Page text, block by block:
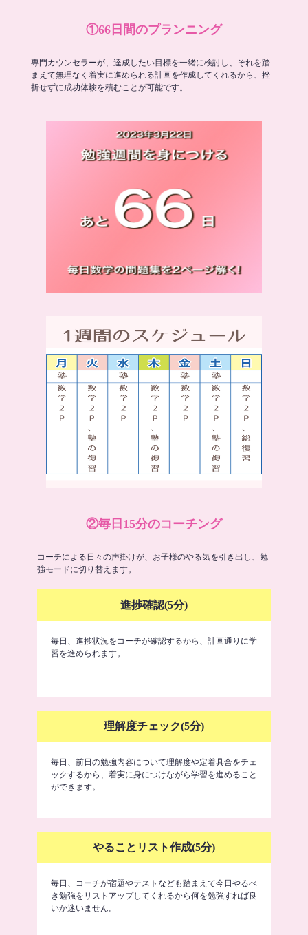
①66日間のプランニング
専門カウンセラーが、達成したい目標を一緒に検討し、それを踏
まえて無理なく着実に進められる計画を作成してくれるから、挫
折せずに成功体験を積むことが可能です。
②毎日15分のコーチング
コーチによる日々の声掛けが、お子様のやる気を引き出し、勉
強モードに切り替えます。
進捗確認(5分)
毎日、進捗状況をコーチが確認するから、計画通りに学
習を進められます。
理解度チェック(5分)
毎日、前日の勉強内容について理解度や定着具合をチェ
ックするから、着実に身につけながら学習を進めること
ができます。
やることリスト作成(5分)
毎日、コーチが宿題やテストなども踏まえて今日やるべ
き勉強をリストアップしてくれるから何を勉強すれば良
いか迷いません。